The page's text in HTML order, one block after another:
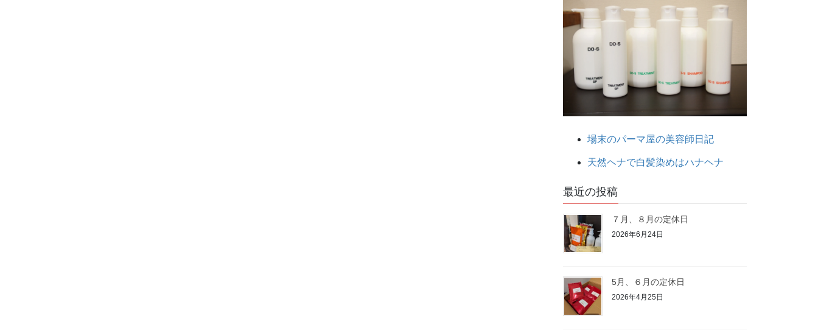
場末のパーマ屋の美容師日記
天然ヘナで白髪染めはハナヘナ
最近の投稿
７月、８月の定休日
2026年6月24日
5月、６月の定休日
2026年4月25日